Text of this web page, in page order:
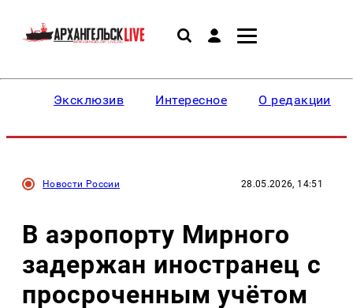
Эксклюзив Интересное О редакции
Новости России 28.05.2026, 14:51
В аэропорту Мирного
задержан иностранец с
просроченным учётом